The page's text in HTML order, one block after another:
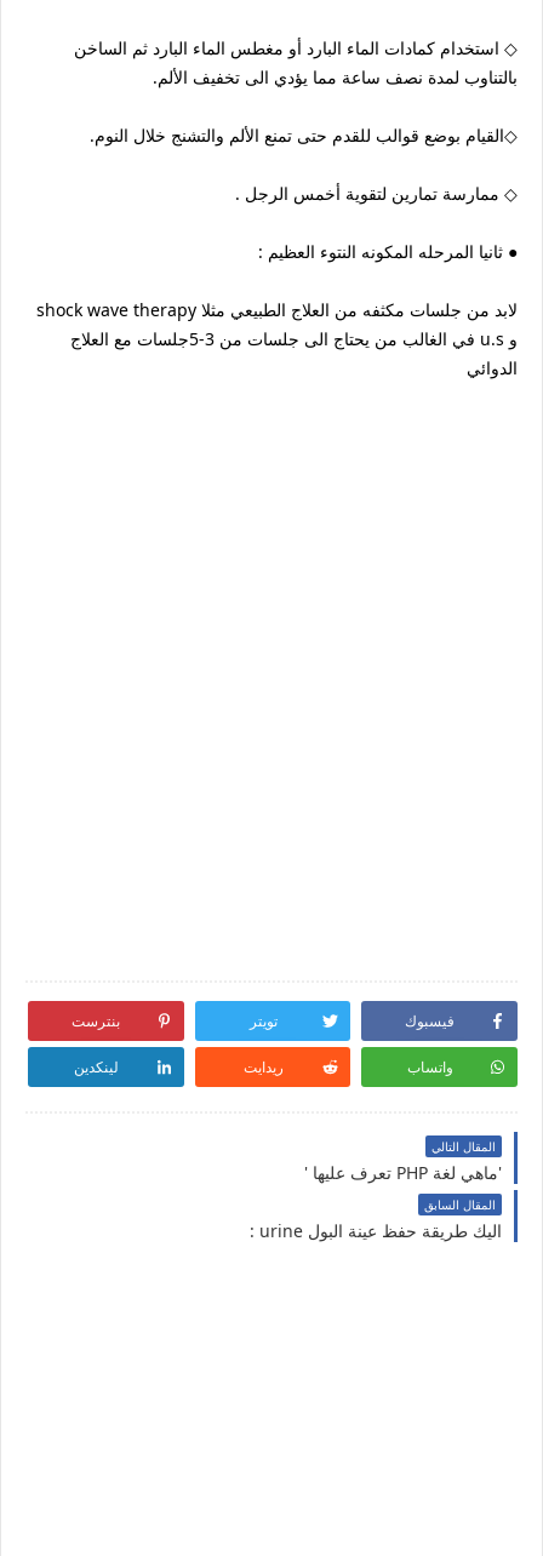
◇ استخدام كمادات الماء البارد أو مغطس الماء البارد ثم الساخن
بالتناوب لمدة نصف ساعة مما يؤدي الى تخفيف الألم.
◇القيام بوضع قوالب للقدم حتى تمنع الألم والتشنج خلال النوم.
◇ ممارسة تمارين لتقوية أخمس الرجل .
● ثانيا المرحله المكونه النتوء العظيم :
لابد من جلسات مكثفه من العلاج الطبيعي مثلا shock wave therapy
و u.s في الغالب من يحتاج الى جلسات من 3-5جلسات مع العلاج
الدوائي
فيسبوك تويتر بنترست
واتساب ريدايت لينكدين
المقال التالي
'ماهي لغة PHP تعرف عليها '
المقال السابق
اليك طريقة حفظ عينة البول urine :